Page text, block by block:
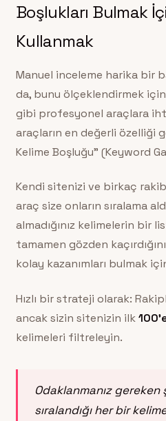
Boşlukları Bulmak
Kullanmak
Manuel inceleme harika bir
da, bunu ölçeklendirmek
gibi profesyonel araçlara
araçların en değerli özelliği
Kelime Boşluğu” (Keyword
Kendi sitenizi ve birkaç
araç size onların sıralama
almadığınız kelimelerin bir
tamamen gözden
kolay kazanımları bulmak
Hızlı bir strateji olarak:
ancak sizin sitenizin ilk
kelimeleri filtreleyin.
Odaklanmanız
sıralandığı her bir